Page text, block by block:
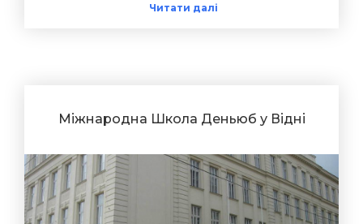
пансіоні, спільні позакласні заняття та командний
міжнародних обмінах або поїздках. Окрім мов,
життя та догляді за навколишнім середовищем.
На останніх етапах навчання, школа допомагає із
вступом до коледжів та університетів, проводить
профорієнтації та виставки. Учні завжди
Читати далі
Міжнародна Школа Деньюб у Відні